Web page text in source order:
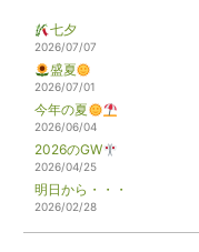
七夕
2026/07/07
盛夏
2026/07/01
今年の夏
2026/06/04
2026のGW
2026/04/25
明日から・・・
2026/02/28